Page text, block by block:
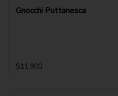
Gnocchi Puttanesca
$11.900